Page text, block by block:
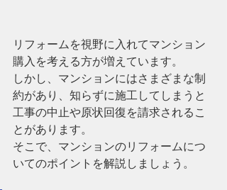
リフォームを視野に入れてマンション
購入を考える方が増えています。
しかし、マンションにはさまざまな制
約があり、知らずに施工してしまうと
工事の中止や原状回復を請求されるこ
とがあります。
そこで、マンションのリフォームにつ
いてのポイントを解説しましょう。